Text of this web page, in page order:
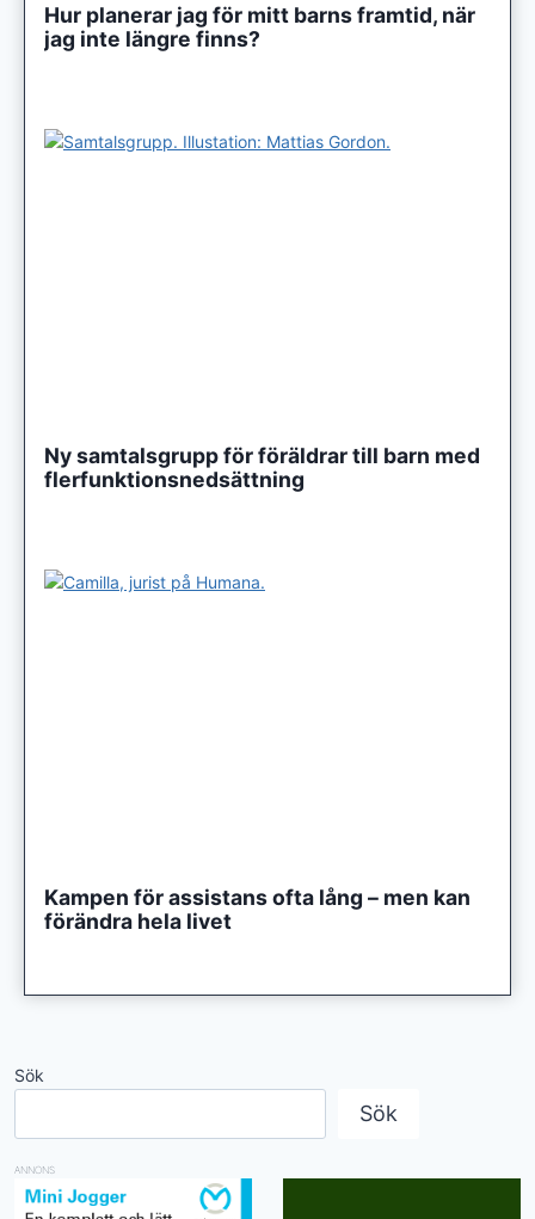
Hur planerar jag för mitt barns framtid, när
jag inte längre finns?
Ny samtalsgrupp för föräldrar till barn med
flerfunktionsnedsättning
Kampen för assistans ofta lång – men kan
förändra hela livet
Sök
Sök
ANNONS